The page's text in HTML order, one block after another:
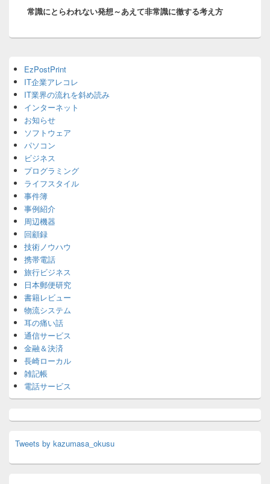
ョ
post:
常識にとらわれない発想～あえて非常識に徹する考え方
Sidebar
Widget
Area
EzPostPrint
IT企業アレコレ
IT業界の流れを斜め読み
インターネット
お知らせ
ソフトウェア
パソコン
ビジネス
プログラミング
ライフスタイル
事件簿
事例紹介
周辺機器
回顧録
技術ノウハウ
携帯電話
旅行ビジネス
日本郵便研究
書籍レビュー
物流システム
耳の痛い話
通信サービス
金融＆決済
長崎ローカル
雑記帳
電話サービス
Tweets by kazumasa_okusu